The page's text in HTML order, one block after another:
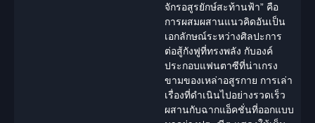
จักรอสูรยักษ์สะท้านฟ้า” คือ
การผสมผสานแนวคิดอันเป็น
เอกลักษณ์ระหว่างศิลปะการ
ต่อสู้กังฟูที่ทรงพลัง กับองค์
ประกอบแฟนตาซีที่น่าเกรง
ขามของเหล่าอสูรกาย การเล่า
เรื่องที่ดำเนินไปอย่างรวดเร็ว
ผสานกับฉากแอ็คชั่นที่ออกแบบ